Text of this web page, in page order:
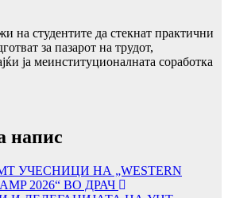
на студентите да стекнат практични
за пазарот на трудот,
ја меинституционалната соработка
напис
УЧЕСНИЦИ НА „WESTERN
2026“ ВО ДРАЧ